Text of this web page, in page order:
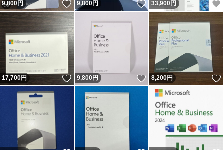
9,800円 いいね！
9,800円 いいね！
33,900 円
17,700円 いいね！
9,800円 いいね！
8,200円